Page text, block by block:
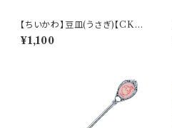
【ちいかわ】豆皿(うさぎ)【CKW
20】CKW23-333
¥1,100